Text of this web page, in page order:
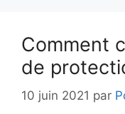
Comment
de
10 juin 2021 par